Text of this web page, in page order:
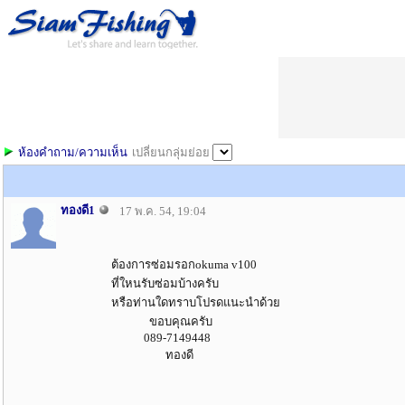
เปลี่ยนกลุ่มย่อย
ห้องคำถาม/ความเห็น
ทองดี1 17 พ.ค. 54, 19:04
ต้องการซ่อมรอกokuma v100
ที่ใหนรับซ่อมบ้างครับ
หรือท่านใดทราบโปรดแนะนำด้วย
ขอบคุณครับ
089-7149448
ทองดี